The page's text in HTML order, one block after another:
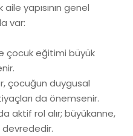
yapısının genel
var:
çocuk eğitimi büyük
çocuğun duygusal
da önemsenir.
aktif rol alır; büyükanne,
devrededir.